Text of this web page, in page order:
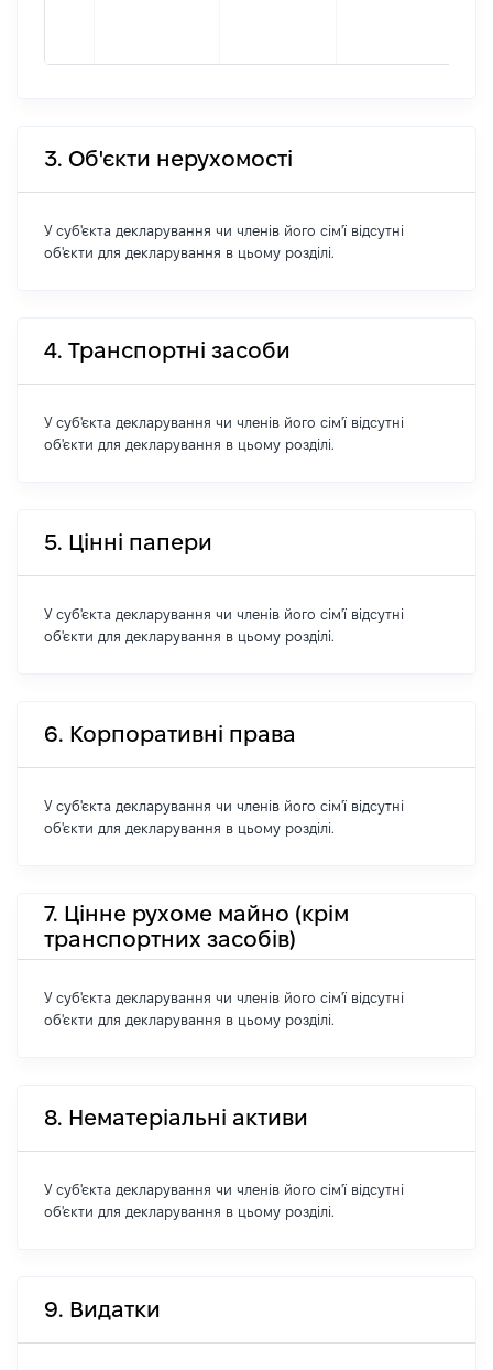
3. Об'єкти нерухомості
У суб'єкта декларування чи членів його сім'ї відсутні
об'єкти для декларування в цьому розділі.
4. Транспортні засоби
У суб'єкта декларування чи членів його сім'ї відсутні
об'єкти для декларування в цьому розділі.
5. Цінні папери
У суб'єкта декларування чи членів його сім'ї відсутні
об'єкти для декларування в цьому розділі.
6. Корпоративні права
У суб'єкта декларування чи членів його сім'ї відсутні
об'єкти для декларування в цьому розділі.
7. Цінне рухоме майно (крім
транспортних засобів)
У суб'єкта декларування чи членів його сім'ї відсутні
об'єкти для декларування в цьому розділі.
8. Нематеріальні активи
У суб'єкта декларування чи членів його сім'ї відсутні
об'єкти для декларування в цьому розділі.
9. Видатки